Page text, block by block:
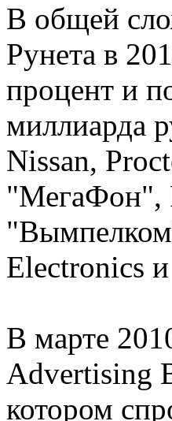
В общей
Рунета в
процент и
миллиарда
Nissan,
"МегаФон",
Electronics
В марте
Advertising
котором